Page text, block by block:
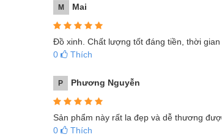
M Mai
Đồ xinh. Chất lượng tốt đáng tiền, thời
0
Thích
P Phương Nguyễn
Sản phẩm này rất la đẹp và dễ thương
0
Thích